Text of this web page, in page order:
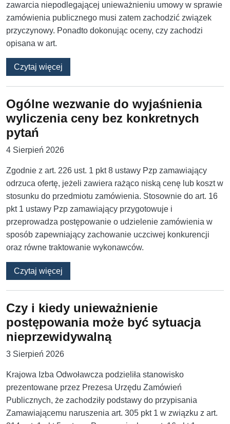
zawarcia niepodlegającej unieważnieniu umowy w sprawie
zamówienia publicznego musi zatem zachodzić związek
przyczynowy. Ponadto dokonując oceny, czy zachodzi
opisana w art.
Czytaj więcej
Ogólne wezwanie do wyjaśnienia
wyliczenia ceny bez konkretnych
pytań
4 Sierpień 2026
Zgodnie z art. 226 ust. 1 pkt 8 ustawy Pzp zamawiający
odrzuca ofertę, jeżeli zawiera rażąco niską cenę lub koszt w
stosunku do przedmiotu zamówienia. Stosownie do art. 16
pkt 1 ustawy Pzp zamawiający przygotowuje i
przeprowadza postępowanie o udzielenie zamówienia w
sposób zapewniający zachowanie uczciwej konkurencji
oraz równe traktowanie wykonawców.
Czytaj więcej
Czy i kiedy unieważnienie
postępowania może być sytuacja
nieprzewidywalną
3 Sierpień 2026
Krajowa Izba Odwoławcza podzieliła stanowisko
prezentowane przez Prezesa Urzędu Zamówień
Publicznych, że zachodziły podstawy do przypisania
Zamawiającemu naruszenia art. 305 pkt 1 w związku z art.